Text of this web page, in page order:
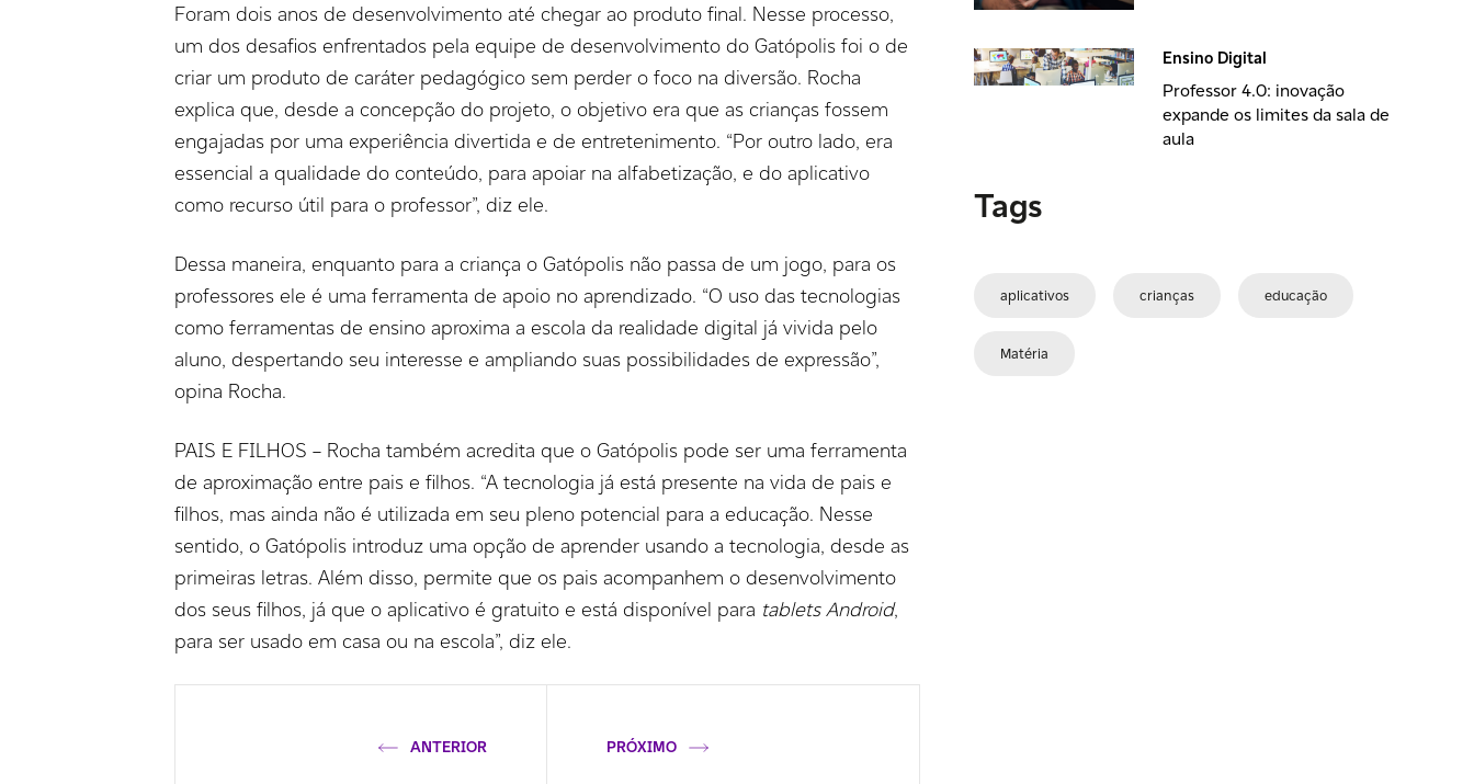
Foram dois anos de desenvolvimento até chegar ao produto final. Nesse processo,
um dos desafios enfrentados pela equipe de desenvolvimento do Gatópolis foi o de
criar um produto de caráter pedagógico sem perder o foco na diversão. Rocha
explica que, desde a concepção do projeto, o objetivo era que as crianças fossem
engajadas por uma experiência divertida e de entretenimento. “Por outro lado, era
essencial a qualidade do conteúdo, para apoiar na alfabetização, e do aplicativo
como recurso útil para o professor”, diz ele.
Dessa maneira, enquanto para a criança o Gatópolis não passa de um jogo, para os
professores ele é uma ferramenta de apoio no aprendizado. “O uso das tecnologias
como ferramentas de ensino aproxima a escola da realidade digital já vivida pelo
aluno, despertando seu interesse e ampliando suas possibilidades de expressão”,
opina Rocha.
PAIS E FILHOS – Rocha também acredita que o Gatópolis pode ser uma ferramenta
de aproximação entre pais e filhos. “A tecnologia já está presente na vida de pais e
filhos, mas ainda não é utilizada em seu pleno potencial para a educação. Nesse
sentido, o Gatópolis introduz uma opção de aprender usando a tecnologia, desde as
primeiras letras. Além disso, permite que os pais acompanhem o desenvolvimento
dos seus filhos, já que o aplicativo é gratuito e está disponível para tablets Android,
para ser usado em casa ou na escola”, diz ele.
ANTERIOR PRÓXIMO
Ensino Digital
Professor 4.0: inovação
expande os limites da sala de
aula
Tags
aplicativos crianças educação
Matéria